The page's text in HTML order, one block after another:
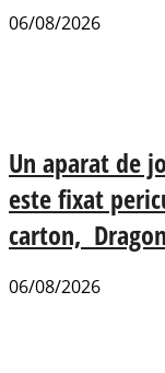
06/08/2026
Un aparat de
este fixat
carton,
06/08/2026